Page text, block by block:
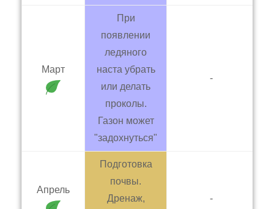
Март
При
появлении
ледяного
наста убрать
или делать
проколы.
Газон может
"задохнуться"
-
Апрель
Подготовка
почвы.
Дренаж,
-